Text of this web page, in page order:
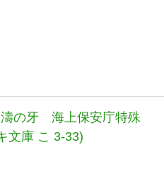
濤の牙 海上保安庁特殊
文庫 こ 3-33)